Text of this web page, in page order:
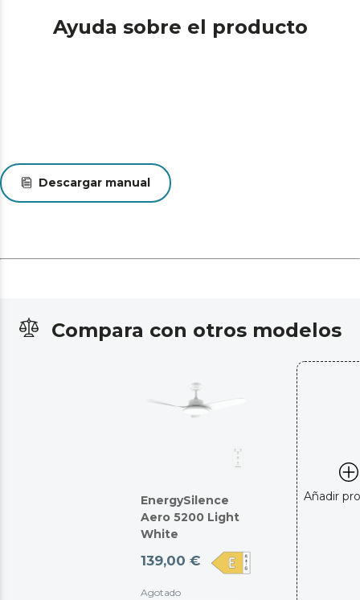
Ayuda sobre el producto
Descargar manual
Compara con otros modelos
EnergySilence
Aero 5200 Light
White
139,00 €
Agotado
Añadir